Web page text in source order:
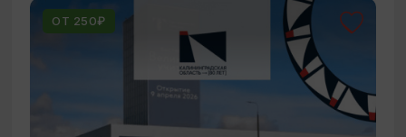
ОТ 250₽